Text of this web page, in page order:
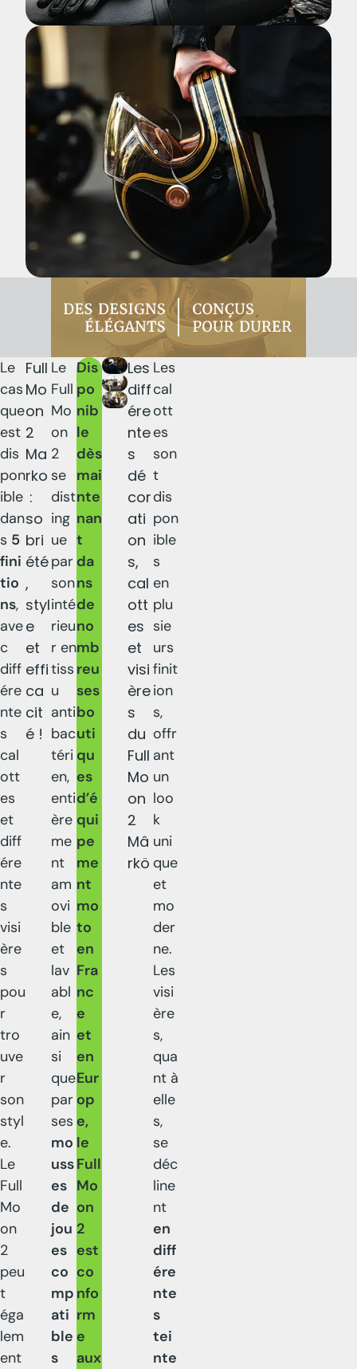
Le
cas
que
est
dis
pon
ible
dan
s 5
fini
tio
ns,
ave
c
diff
ére
nte
s
cal
ott
es
et
diff
ére
nte
s
visi
ère
s
pou
r
tro
uve
r
son
styl
e.
Le
Full
Mo
on
2
peu
t
éga
lem
ent
Full
Mo
on
2
Ma
rko
:
so
bri
été
,
styl
e
et
effi
ca
cit
é !
Le
Full
Mo
on
2
se
dist
ing
ue
par
son
inté
rieu
r en
tiss
u
anti
bac
téri
en,
enti
ère
me
nt
am
ovi
ble
et
lav
abl
e,
ain
si
que
par
ses
mo
uss
es
de
jou
es
co
mp
ati
ble
s
Dis
po
nib
le
dès
mai
nte
nan
t
da
ns
de
no
mb
reu
ses
bo
uti
qu
es
d’é
qui
pe
me
nt
mo
to
en
Fra
nc
e
et
en
Eur
op
e,
le
Full
Mo
on
2
est
co
nfo
rm
e
aux
Les
diff
ére
nte
s
dé
cor
ati
on
s,
cal
ott
es
et
visi
ère
s
du
Full
Mo
on
2
Mâ
rkö
Les
cal
ott
es
son
t
dis
pon
ible
s
en
plu
sie
urs
finit
ion
s,
offr
ant
un
loo
k
uni
que
et
mo
der
ne.
Les
visi
ère
s,
qua
nt à
elle
s,
se
déc
line
nt
en
diff
ére
nte
s
tei
nte